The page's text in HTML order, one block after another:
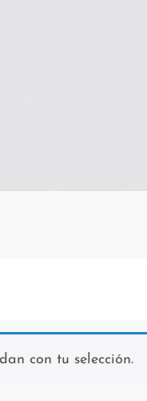
con tu selección.